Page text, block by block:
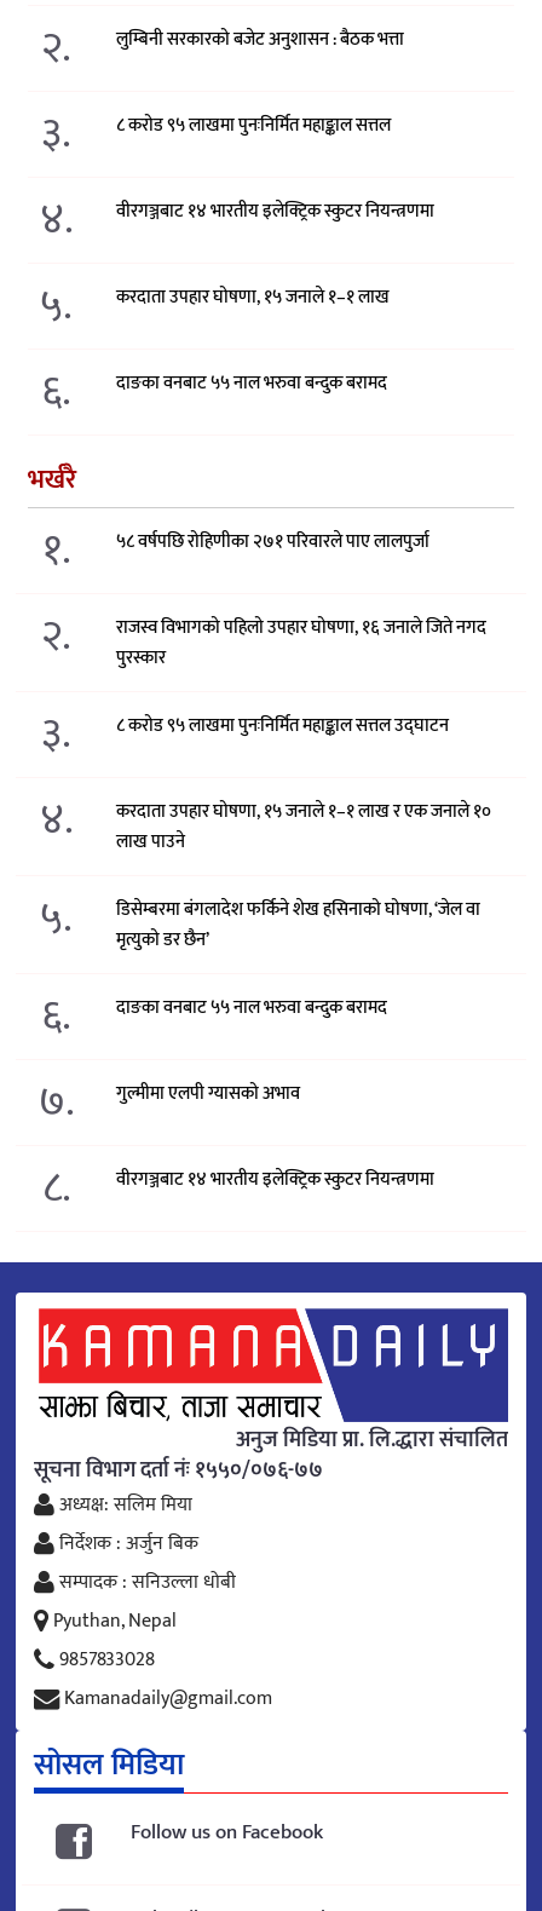
२. लुम्बिनी सरकारको बजेट अनुशासन : बैठक भत्ता
३. ८ करोड ९५ लाखमा पुनःनिर्मित महाङ्काल सत्तल
४. वीरगञ्जबाट १४ भारतीय इलेक्ट्रिक स्कुटर नियन्त्रणमा
५. करदाता उपहार घोषणा, १५ जनाले १–१ लाख
६. दाङका वनबाट ५५ नाल भरुवा बन्दुक बरामद
भर्खरै
१. ५८ वर्षपछि रोहिणीका २७१ परिवारले पाए लालपुर्जा
२.
राजस्व विभागको पहिलो उपहार घोषणा, १६ जनाले जिते नगद
पुरस्कार
३. ८ करोड ९५ लाखमा पुनःनिर्मित महाङ्काल सत्तल उद्घाटन
४.
करदाता उपहार घोषणा, १५ जनाले १–१ लाख र एक जनाले १०
लाख पाउने
५.
डिसेम्बरमा बंगलादेश फर्किने शेख हसिनाको घोषणा, ‘जेल वा
मृत्युको डर छैन’
६. दाङका वनबाट ५५ नाल भरुवा बन्दुक बरामद
७. गुल्मीमा एलपी ग्यासको अभाव
८. वीरगञ्जबाट १४ भारतीय इलेक्ट्रिक स्कुटर नियन्त्रणमा
अनुज मिडिया प्रा. लि.द्धारा संचालित
सूचना विभाग दर्ता नंः १५५०/०७६-७७
अध्यक्ष: सलिम मिया
निर्देशक : अर्जुन बिक
सम्पादक : सनिउल्ला धोबी
Pyuthan, Nepal
9857833028
Kamanadaily@gmail.com
सोसल मिडिया
Follow us on Facebook